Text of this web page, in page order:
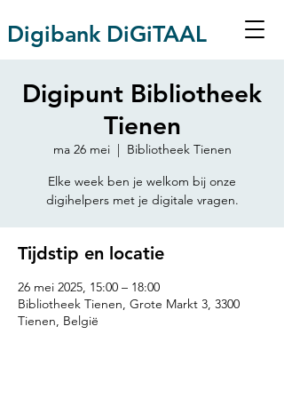
Digibank DiGiTAAL
Digipunt Bibliotheek
Tienen
ma 26 mei
  |
Bibliotheek Tienen
Elke week ben je welkom bij onze
digihelpers met je digitale vragen.
Tijdstip en locatie
26 mei 2025, 15:00 – 18:00
Bibliotheek Tienen, Grote Markt 3, 3300
Tienen, België